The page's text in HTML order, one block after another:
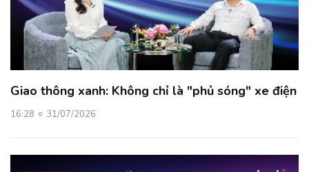
Giao thông xanh: Không chỉ là "phủ sóng" xe điện
16:28 31/07/2026